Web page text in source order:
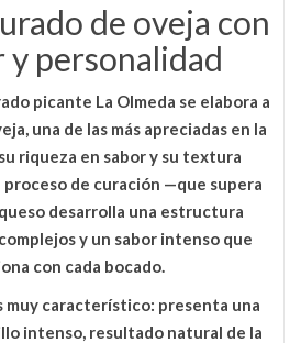
de oveja con
y personalidad
picante La Olmeda se elabora a
una de las más apreciadas en la
riqueza en sabor y su textura
proceso de curación —que supera
desarrolla una estructura
y un sabor intenso que
con cada bocado.
muy característico: presenta una
intenso, resultado natural de la